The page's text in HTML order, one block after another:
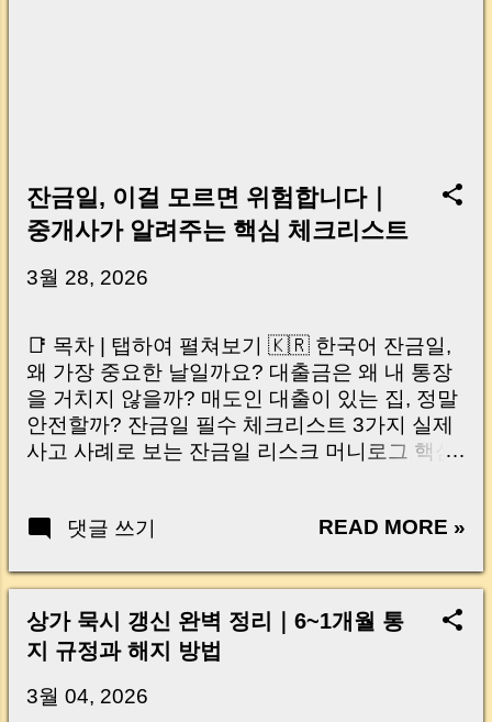
잔금일, 이걸 모르면 위험합니다｜
중개사가 알려주는 핵심 체크리스트
3월 28, 2026
📑 목차 | 탭하여 펼쳐보기 🇰🇷 한국어 잔금일,
왜 가장 중요한 날일까요? 대출금은 왜 내 통장
을 거치지 않을까? 매도인 대출이 있는 집, 정말
안전할까? 잔금일 필수 체크리스트 3가지 실제
사고 사례로 보는 잔금일 리스크 머니로그 핵심
Your Account Is It Safe If the Seller Has a
Real Risks and Mistakes to Avoid MoneyLog
Key Takeaway 혹시 이런 생각 해보신 적 있으
신가요? “잔금일… 그냥 돈 보내고 끝나는 거 아
닌가요?” 하지만 현장에서 보면 전혀 그렇지 않
습니다. 잔금일은 ‘서류 몇 장 처리하는 날’이 아
댓글 쓰기 READ MORE »
상가 묵시 갱신 완벽 정리｜6~1개월 통
지 규정과 해지 방법
3월 04, 2026